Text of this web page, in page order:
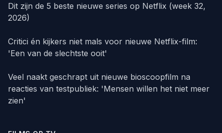
Dit zijn de 5 beste nieuwe series op Netflix (week 32,
2026)
Critici én kijkers niet mals voor nieuwe Netflix-film:
'Een van de slechtste ooit'
Veel naakt geschrapt uit nieuwe bioscoopfilm na
reacties van testpubliek: 'Mensen willen het niet meer
zien'